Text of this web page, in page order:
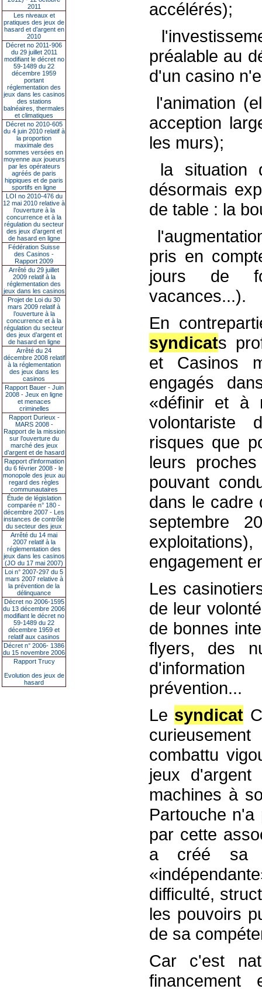
2011
Les niveaux et
pratiques des jeux de
hasard et d’argent en
2010
Décret no 2011-906
du 29 juillet 2011
modifiant le décret no
59-1489 du 22
décembre 1959
portant
réglementation des
jeux dans les casinos
des stations
balnéaires, thermales
et climatiques
Décret no 2010-605
du 4 juin 2010 relatif à
la proportion
maximale des
sommes versées en
moyenne aux joueurs
par les opérateurs
agréés de paris
hippiques et de paris
sportifs en ligne
LOI no 2010-476 du
12 mai 2010 relative à
l’ouverture à la
concurrence et à la
régulation du secteur
des jeux d’argent et
de hasard en ligne
Fédération Suisse
des Casinos -
Rapport 2009
Arrêté du 29 juillet
2009 relatif à la
réglementation des
jeux dans les casinos
Projet de Loi du 30
mars 2009 relatif à
l’ouverture à la
concurrence et à la
régulation du secteur
des jeux d’argent et
de hasard en ligne
Arrêté du 24
décembre 2008 relatif
à la réglementation
des jeux dans les
casinos
Rapport Bauer - Juin
2008 - Jeux en ligne
et menaces
criminelles
Rapport Durieux -
MARS 2008 -
Rapport de la mission
sur l’ouverture du
marché des jeux
d’argent et de hasard
Rapport d'information
du 6 février 2008 - le
monopole des jeux au
regard des règles
communautaires
Étude de législation
comparée n° 180 -
décembre 2007 - Les
instances de contrôle
du secteur des jeux
Arrêté du 14 mai
2007 relatif à la
réglementation des
jeux dans les casinos
(JO du 17 mai 2007)
Loi n° 2007-297 du 5
mars 2007 relative à
la prévention de la
délinquance
Décret no 2006-1595
du 13 décembre 2006
modifiant le décret no
59-1489 du 22
décembre 1959 et
relatif aux casinos
Décret n° 2006- 1386
du 15 novembre 2006
Rapport Trucy
Evolution des jeux de
hasard
accélérés);
préalable au
d'un casino
l'animation
acception
les murs);
la situation
désormais
de table : la
pris en
jours de
vacances...).
En
syndicats
et Casinos
engagés
«définir et à
volontariste
risques que
leurs
pouvant
dans le cadre
septembre
engagement
Les
de leur
de bonnes
flyers, des
prévention...
Le syndicat
combattu
jeux
machines à
Partouche
par cette
a créé sa
difficulté,
les pouvoirs
de sa
Car c'est